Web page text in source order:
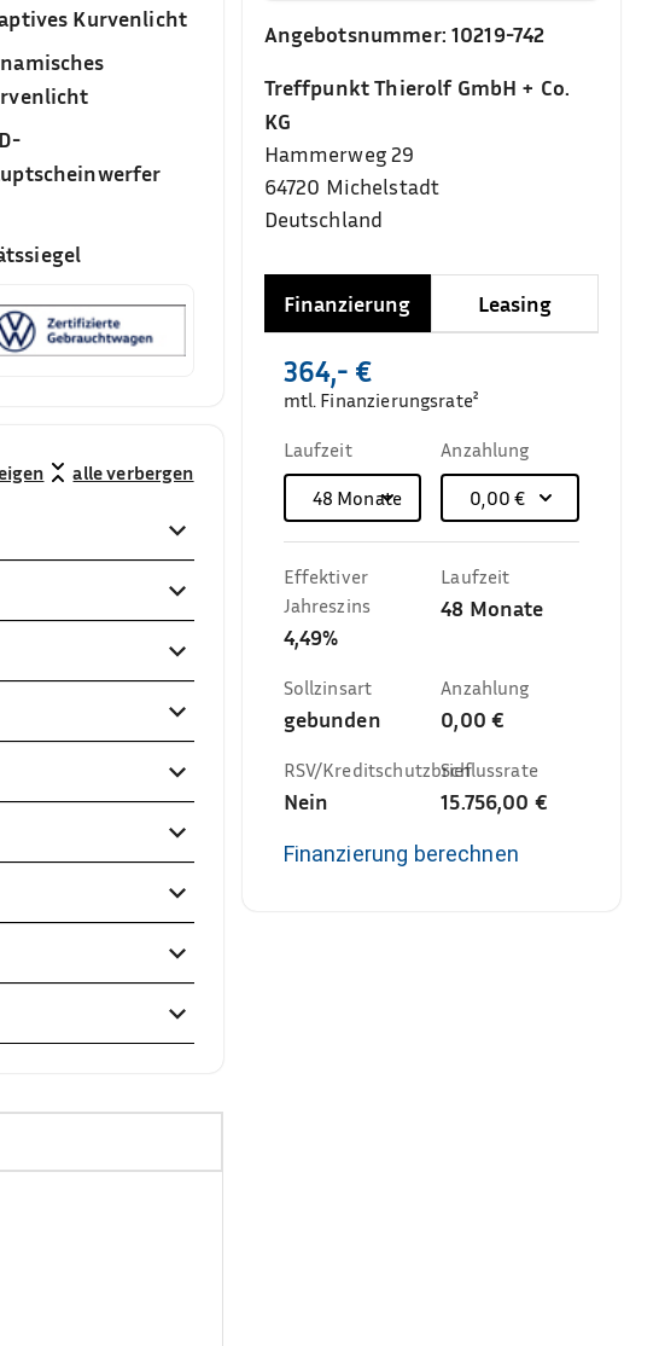
Kurvenlicht
alle verbergen
Angebotsnummer: 10219-742
Treffpunkt Thierolf GmbH + Co.
KG
Hammerweg 29
64720 Michelstadt
Deutschland
Finanzierung Leasing
364,- €
mtl. Finanzierungsrate²
Laufzeit
48 Monate
Anzahlung
0,00 €
Effektiver
Jahreszins
4,49%
Laufzeit
48 Monate
Sollzinsart
gebunden
Anzahlung
0,00 €
RSV/Kreditschutzbrief
Nein
Schlussrate
15.756,00 €
Finanzierung berechnen